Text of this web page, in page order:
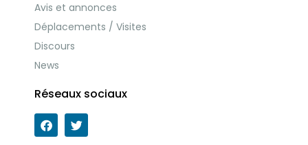
Avis et annonces
Déplacements / Visites
Discours
News
Réseaux sociaux